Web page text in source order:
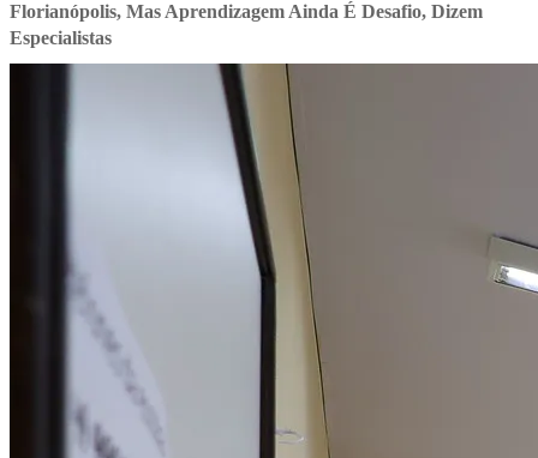
Florianópolis, Mas Aprendizagem Ainda É Desafio, Dizem
Especialistas